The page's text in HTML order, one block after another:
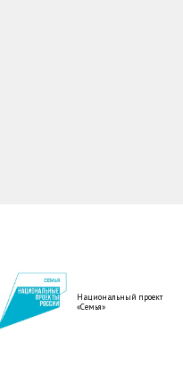
Национальный проект
«Семья»